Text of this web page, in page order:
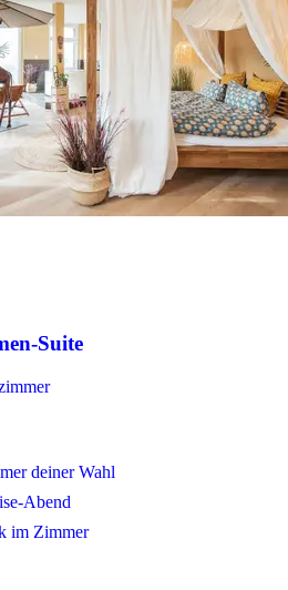
Suite
deiner Wahl
Abend
im Zimmer